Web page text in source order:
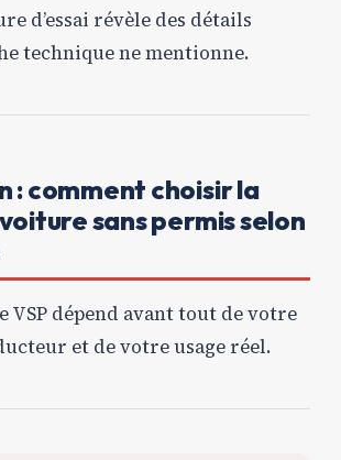
d’essai révèle des détails
technique ne mentionne.
: comment choisir la
sans permis selon
VSP dépend avant tout de votre
et de votre usage réel.